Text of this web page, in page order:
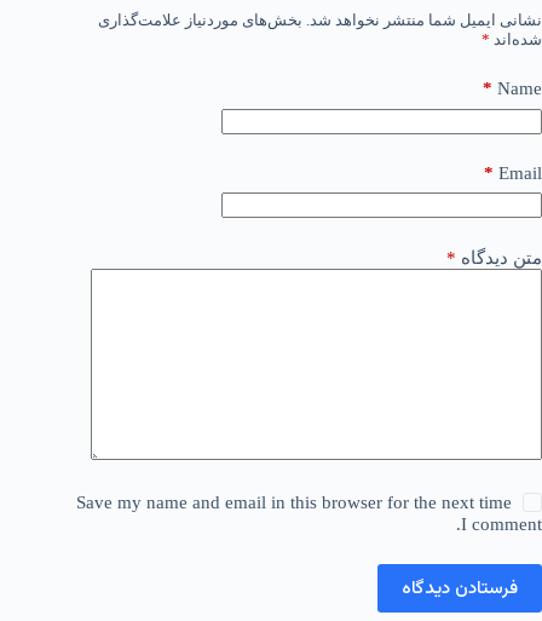
نشانی ایمیل شما منتشر نخواهد شد. بخش‌های موردنیاز علامت‌گذاری
شده‌اند *
Name
*
Email
*
متن دیدگاه *
Save my name and email in this browser for the next time
I comment.
فرستادن دیدگاه